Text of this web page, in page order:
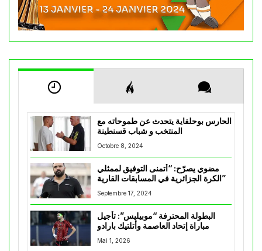
الحارس بوحلفاية يتحدث عن طموحاته مع
المنتخب و شباب قسنطينة
Octobre 8, 2024
مضوي يصرّح: “أتمنى التوفيق لممثلي
الكرة الجزائرية في المسابقات القارية”
Septembre 17, 2024
البطولة المحترفة “موبيليس”: تأجيل
مباراة إتحاد العاصمة وأتلتيك بارادو
Mai 1, 2026